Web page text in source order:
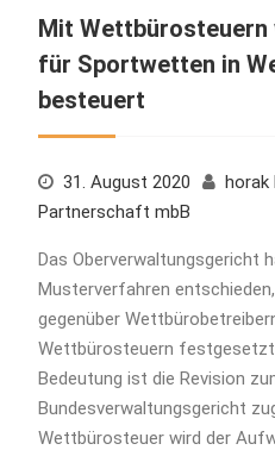
Mit
für Sportwetten in
besteuert
31. August 2020
horak
Partnerschaft mbB
Das Oberverwaltungsgericht
Musterverfahren
gegenüber
Wettbürosteuern
Bedeutung ist die Revision
Bundesverwaltungsgericht
Wettbürosteuer wird der